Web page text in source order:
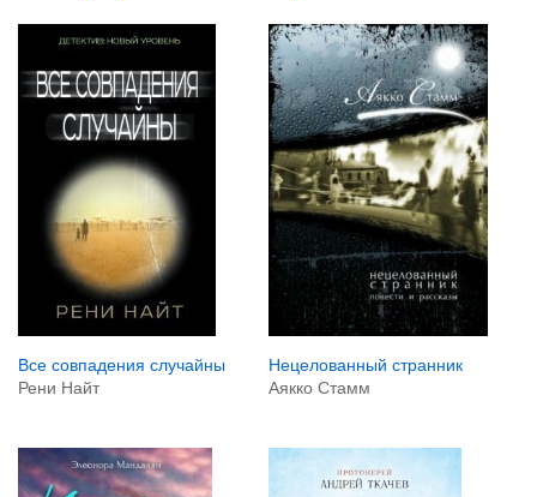
Все совпадения случайны
Рени Найт
Нецелованный странник
Аякко Стамм